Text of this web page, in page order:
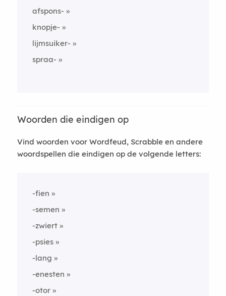
afspons-
knopje-
lijmsuiker-
spraa-
Woorden die eindigen op
Vind woorden voor Wordfeud, Scrabble en andere
woordspellen die eindigen op de volgende letters:
-fien
-semen
-zwiert
-psies
-lang
-enesten
-otor